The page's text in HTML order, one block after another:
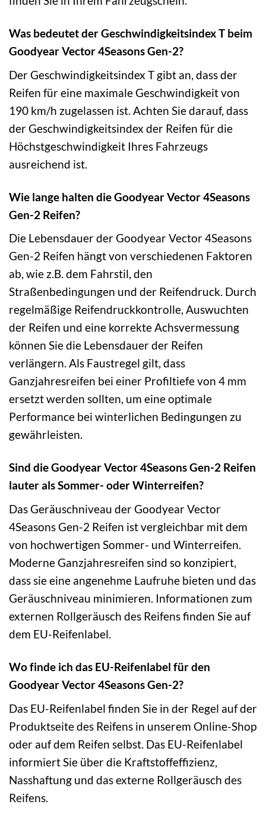
Was bedeutet der Geschwindigkeitsindex T beim
Goodyear Vector 4Seasons Gen-2?
Der Geschwindigkeitsindex T gibt an, dass der
Reifen für eine maximale Geschwindigkeit von
190 km/h zugelassen ist. Achten Sie darauf, dass
der Geschwindigkeitsindex der Reifen für die
Höchstgeschwindigkeit Ihres Fahrzeugs
ausreichend ist.
Wie lange halten die Goodyear Vector 4Seasons
Gen-2 Reifen?
Die Lebensdauer der Goodyear Vector 4Seasons
Gen-2 Reifen hängt von verschiedenen Faktoren
ab, wie z.B. dem Fahrstil, den
Straßenbedingungen und der Reifendruck. Durch
regelmäßige Reifendruckkontrolle, Auswuchten
der Reifen und eine korrekte Achsvermessung
können Sie die Lebensdauer der Reifen
verlängern. Als Faustregel gilt, dass
Ganzjahresreifen bei einer Profiltiefe von 4 mm
ersetzt werden sollten, um eine optimale
Performance bei winterlichen Bedingungen zu
gewährleisten.
Sind die Goodyear Vector 4Seasons Gen-2 Reifen
lauter als Sommer- oder Winterreifen?
Das Geräuschniveau der Goodyear Vector
4Seasons Gen-2 Reifen ist vergleichbar mit dem
von hochwertigen Sommer- und Winterreifen.
Moderne Ganzjahresreifen sind so konzipiert,
dass sie eine angenehme Laufruhe bieten und das
Geräuschniveau minimieren. Informationen zum
externen Rollgeräusch des Reifens finden Sie auf
dem EU-Reifenlabel.
Wo finde ich das EU-Reifenlabel für den
Goodyear Vector 4Seasons Gen-2?
Das EU-Reifenlabel finden Sie in der Regel auf der
Produktseite des Reifens in unserem Online-Shop
oder auf dem Reifen selbst. Das EU-Reifenlabel
informiert Sie über die Kraftstoffeffizienz,
Nasshaftung und das externe Rollgeräusch des
Reifens.